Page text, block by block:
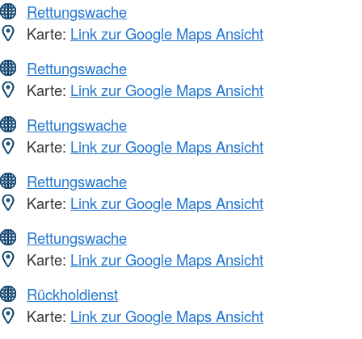
Rettungswache
Karte: Link zur Google Maps Ansicht
Rettungswache
Karte: Link zur Google Maps Ansicht
Rettungswache
Karte: Link zur Google Maps Ansicht
Rettungswache
Karte: Link zur Google Maps Ansicht
Rettungswache
Karte: Link zur Google Maps Ansicht
Rückholdienst
Karte: Link zur Google Maps Ansicht